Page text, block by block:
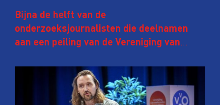
Bijna de helft van de
onderzoeksjournalisten die deelnamen
aan een peiling van de Vereniging van
afgelopen twee jaar te maken met
juridische dreiging of een juridische
procedure rond het eigen werk. Dat kost